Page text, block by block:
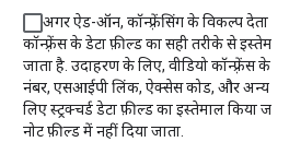
अगर ऐड-ऑन, कॉन्फ़्रेंसिंग के विकल्प देता है,
कॉन्फ़्रेंस के डेटा फ़ील्ड का सही तरीके से
जाता है. उदाहरण के लिए, वीडियो कॉन्फ़्रेंस के
नंबर, एसआईपी लिंक, ऐक्सेस कोड, और अन्य
लिए स्ट्रक्चर्ड डेटा फ़ील्ड का इस्तेमाल किया
नोट फ़ील्ड में नहीं दिया जाता.